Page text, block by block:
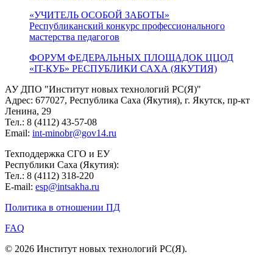
«УЧИТЕЛЬ ОСОБОЙ ЗАБОТЫ»
Республиканский конкурс профессионального
мастерства педагогов
ФОРУМ ФЕДЕРАЛЬНЫХ ПЛОЩАДОК ЦЦОД
«IT-КУБ» РЕСПУБЛИКИ САХА (ЯКУТИЯ)
АУ ДПО "Институт новых технологий РС(Я)"
Адрес: 677027, Республика Саха (Якутия), г. Якутск, пр-кт
Ленина, 29
Тел.: 8 (4112) 43-57-08
Email: int-minobr@gov14.ru
Техподдержка СГО и ЕУ
Республики Саха (Якутия):
Тел.: 8 (4112) 318-220
E-mail: esp@intsakha.ru
Политика в отношении ПД
FAQ
© 2026 Институт новых технологий РС(Я).